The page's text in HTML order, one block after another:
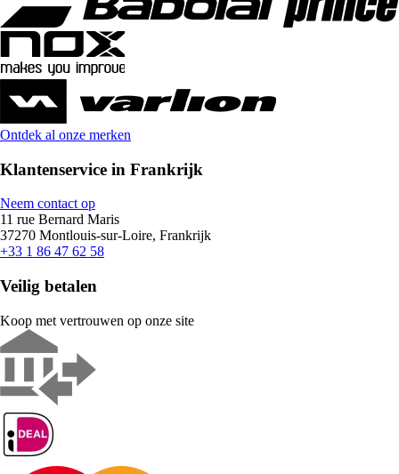
Ontdek al onze merken
Klantenservice in Frankrijk
Neem contact op
11 rue Bernard Maris
37270 Montlouis-sur-Loire, Frankrijk
+33 1 86 47 62 58
Veilig betalen
Koop met vertrouwen op onze site